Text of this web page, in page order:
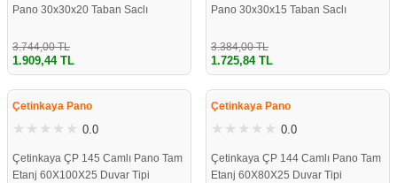
Pano 30x30x20 Taban Saclı
3.744,00 TL
1.909,44 TL
Pano 30x30x15 Taban Saclı
3.384,00 TL
1.725,84 TL
%49
Çetinkaya Pano
0.0
Çetinkaya ÇP 145 Camlı Pano Tam
Etanj 60X100X25 Duvar Tipi
%49
Çetinkaya Pano
0.0
Çetinkaya ÇP 144 Camlı Pano Tam
Etanj 60X80X25 Duvar Tipi